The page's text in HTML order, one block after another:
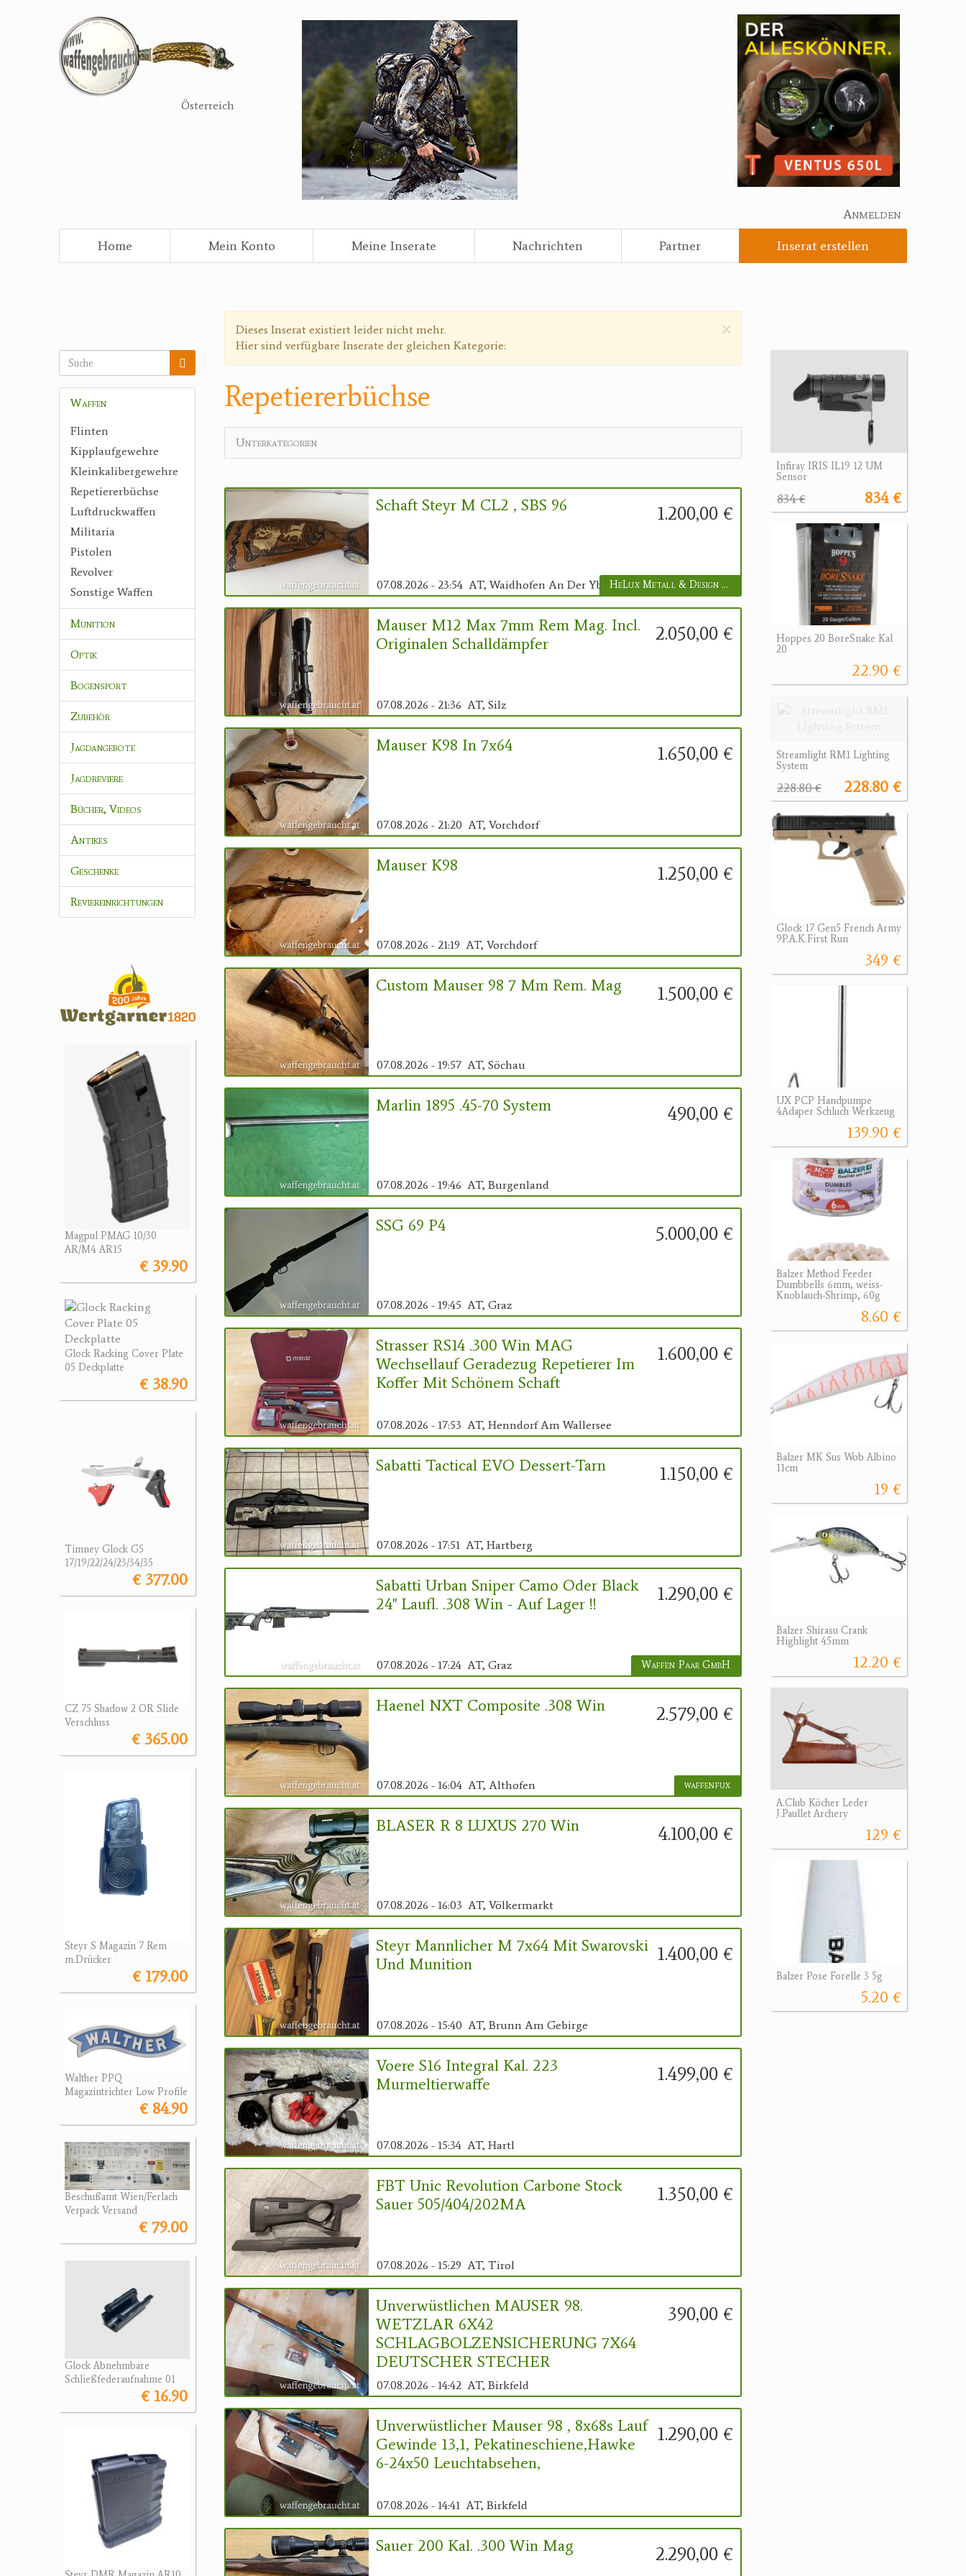
Österreich
Anmelden
Home
Mein Konto Meine Inserate Nachrichten Partner Inserat erstellen
Waffen
Flinten
Kipplaufgewehre
Kleinkalibergewehre
Repetiererbüchse
Luftdruckwaffen
Militaria
Pistolen
Revolver
Sonstige Waffen
Munition
Optik
Bogensport
Zubehör
Jagdangebote
Jagdreviere
Bücher, Videos
Antikes
Geschenke
Reviereinrichtungen
Magpul PMAG 10/30
AR/M4 AR15
€ 39.90
Glock Racking Cover Plate
05 Deckplatte
€ 38.90
Timney Glock G5
17/19/22/24/23/34/35
€ 377.00
CZ 75 Shadow 2 OR Slide
Verschluss
€ 365.00
Steyr S Magazin 7 Rem
m.Drücker
€ 179.00
Walther PPQ
Magazintrichter Low Profile
€ 84.90
Beschußamt Wien/Ferlach
Verpack Versand
€ 79.00
Glock Abnehmbare
Schließfederaufnahme 01
€ 16.90
×
Warnmeldung
Dieses Inserat existiert leider nicht mehr.
Hier sind verfügbare Inserate der gleichen Kategorie:
Repetiererbüchse
Unterkategorien
1.200,00 €
Schaft Steyr M CL2 , SBS 96
07.08.2026 - 23:54 AT, Waidhofen An Der Ybbs HeLux Metall & Design e.U.
2.050,00 €
Mauser M12 Max 7mm Rem Mag. Incl.
Originalen Schalldämpfer
07.08.2026 - 21:36 AT, Silz
1.650,00 €
Mauser K98 In 7x64
07.08.2026 - 21:20 AT, Vorchdorf
1.250,00 €
Mauser K98
07.08.2026 - 21:19 AT, Vorchdorf
1.500,00 €
Custom Mauser 98 7 Mm Rem. Mag
07.08.2026 - 19:57 AT, Söchau
490,00 €
Marlin 1895 .45-70 System
07.08.2026 - 19:46 AT, Burgenland
5.000,00 €
SSG 69 P4
07.08.2026 - 19:45 AT, Graz
1.600,00 €
Strasser RS14 .300 Win MAG
Wechsellauf Geradezug Repetierer Im
Koffer Mit Schönem Schaft
07.08.2026 - 17:53 AT, Henndorf Am Wallersee
1.150,00 €
Sabatti Tactical EVO Dessert-Tarn
07.08.2026 - 17:51 AT, Hartberg
1.290,00 €
Sabatti Urban Sniper Camo Oder Black
24" Laufl. .308 Win - Auf Lager !!
07.08.2026 - 17:24 AT, Graz Waffen Paar GmbH
2.579,00 €
Haenel NXT Composite .308 Win
07.08.2026 - 16:04 AT, Althofen waffenfux
4.100,00 €
BLASER R 8 LUXUS 270 Win
07.08.2026 - 16:03 AT, Völkermarkt
1.400,00 €
Steyr Mannlicher M 7x64 Mit Swarovski
Und Munition
07.08.2026 - 15:40 AT, Brunn Am Gebirge
1.499,00 €
Voere S16 Integral Kal. 223
Murmeltierwaffe
07.08.2026 - 15:34 AT, Hartl
1.350,00 €
FBT Unic Revolution Carbone Stock
Sauer 505/404/202MA
07.08.2026 - 15:29 AT, Tirol
390,00 €
Unverwüstlichen MAUSER 98.
WETZLAR 6X42
SCHLAGBOLZENSICHERUNG 7X64
DEUTSCHER STECHER
07.08.2026 - 14:42 AT, Birkfeld
1.290,00 €
Unverwüstlicher Mauser 98 , 8x68s Lauf
Gewinde 13,1, Pekatineschiene,Hawke
6-24x50 Leuchtabsehen,
07.08.2026 - 14:41 AT, Birkfeld
2.290,00 €
Sauer 200 Kal. .300 Win Mag
Infiray IRIS IL19 12 UM
Sensor
834 €
834 €
Hoppes 20 BoreSnake Kal
20
22.90 €
Streamlight RM1 Lighting
System
228.80 €
228.80 €
Glock 17 Gen5 French Army
9P.A.K.First Run
349 €
UX PCP Handpumpe
4Adaper Schluch Werkzeug
139.90 €
Balzer Method Feeder
Dumbbells 6mm, weiss-
Knoblauch-Shrimp, 60g
8.60 €
Balzer MK Sus Wob Albino
11cm
19 €
Balzer Shirasu Crank
Highlight 45mm
12.20 €
A.Club Köcher Leder
J.Paullet Archery
129 €
Balzer Pose Forelle 3 5g
5.20 €